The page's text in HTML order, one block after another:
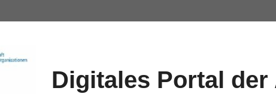
Digitales Portal der